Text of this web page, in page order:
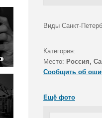
Виды Санкт-
Категория:
Место: Россия,
Сообщить об
Ещё фото